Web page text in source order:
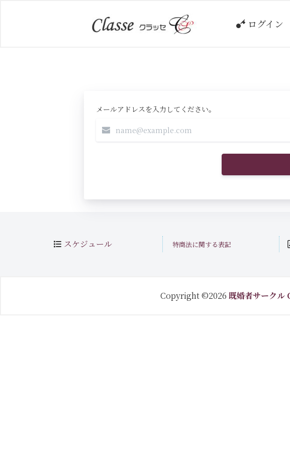
ログイン
メールアドレスを入力してください。
スケジュール 特商法に関する表記
Copyright ©2026 既婚者サークル